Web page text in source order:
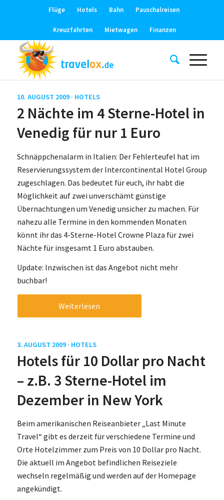
Flüge Hotels Bahn Pauschalreisen
Kreuzfahrten Mietwagen Finanzen
10. AUGUST 2009 · HOTELS
2 Nächte im 4 Sterne-Hotel in
Venedig für nur 1 Euro
Schnäppchenalarm in Italien: Der Fehlerteufel hat im
Reservierungssystem der Intercontinental Hotel Group
zugeschlagen. Das bedeutet für euch, ihr habt die
Möglichkeit auf zwei unverschämt günstige
Übernachtungen um Venedig unsicher zu machen. Für
nahezu alle Termine in den kommenden Monaten
könnt ihr das 4-Sterne-Hotel Crowne Plaza für zwei
Nächte für insgesamt 1 Euro abstauben.
Update: Inzwischen ist das Angebot nicht mehr
buchbar!
Weiterlesen
3. AUGUST 2009 · HOTELS
Hotels für 10 Dollar pro Nacht
– z.B. 3 Sterne-Hotel im
Dezember in New York
Beim amerikanischen Reiseanbieter „Last Minute
Travel“ gibt es derzeit für verschiedene Termine und
Orte Hotelzimmer zum Preis von 10 Dollar pro Nacht.
Die aktuell im Angebot befindlichen Reiseziele
wechseln regelmäßig und werden auf der Homepage
angekündigt.